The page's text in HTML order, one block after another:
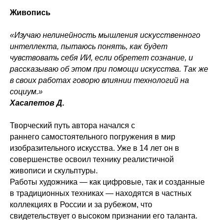
Живопись
«Изучаю нелинейность мышления искусственного
интеллекта, пытаюсь понять, как будет
чувствовать себя ИИ, если обретет сознание, и
рассказываю об этом при помощи искусства. Так же
в своих работах говорю влиянии технологий на
социум.»
Хасапетов Д.
Творческий путь автора начался с
раннего самостоятельного погружения в мир
изобразительного искусства. Уже в 14 лет он в
совершенстве освоил технику реалистичной
живописи и скульптуры.
Работы художника — как цифровые, так и созданные
в традиционных техниках — находятся в частных
коллекциях в России и за рубежом, что
свидетельствует о высоком признании его таланта.